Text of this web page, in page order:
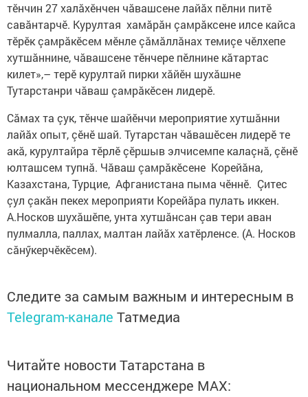
тӗнчин 27 халăхӗнчен чăвашсене лайăх пӗлни питӗ
савăнтарчӗ. Курултая хамăрăн çамрăксене илсе кайса
тӗрӗк çамрăкӗсем мӗнле çăмăллăнах темиçе чӗлхепе
хутшăннине, чăвашсене тӗнчере пӗлнине кăтартас
килет»,– терӗ курултай пирки хăйӗн шухăшне
Тутарстанри чăваш çамрăкӗсен лидерӗ.
Сăмах та çук, тӗнче шайӗнчи мероприятие хутшăнни
лайăх опыт, çӗнӗ шай. Тутарстан чăвашӗсен лидерӗ те
акă, курултайра тӗрлӗ çӗршыв элчисемпе калаçнă, çӗнӗ
юлташсем тупнă. Чăваш çамрăкӗсене Корейăна,
Казахстана, Турцие, Афганистана пыма чӗннӗ. Çитес
çул çакăн пекех мероприяти Корейăра пулать иккен.
А.Носков шухăшӗпе, унта хутшăнсан çав тери аван
пулмалла, паллах, малтан лайăх хатӗрленсе. (А. Носков
сăнӳкерчӗкӗсем).
Следите за самым важным и интересным в
Telegram-канале Татмедиа
Читайте новости Татарстана в
национальном мессенджере MАХ: